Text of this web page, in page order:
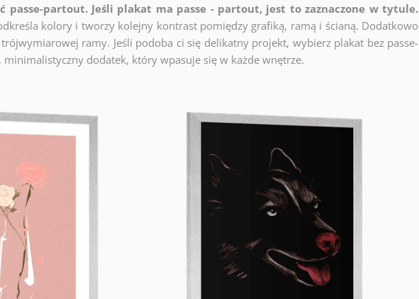
passe-partout. Jeśli plakat ma passe - partout, jest to zaznaczone w tytule.
kolory i tworzy kolejny kontrast pomiędzy grafiką, ramą i ścianą. Dodatkowo
ramy. Jeśli podoba ci się delikatny projekt, wybierz plakat bez passe-
dodatek, który wpasuje się w każde wnętrze.